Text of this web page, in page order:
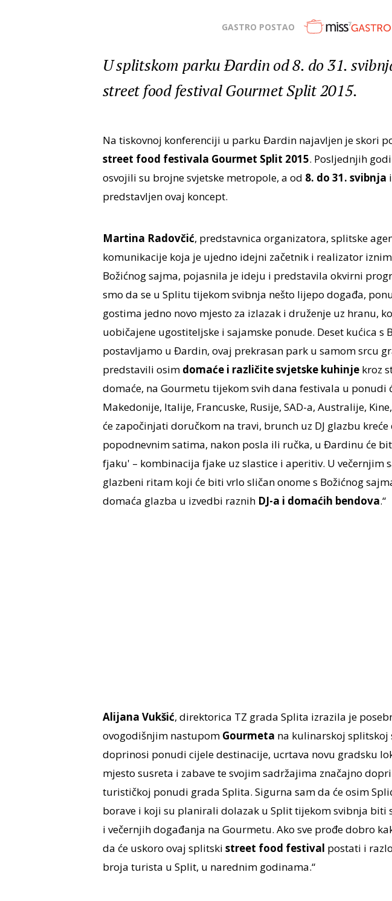
GASTRO POSTAO
U splitskom parku Đardin od 8. do 31.
street food festival Gourmet Split 2015.
Na tiskovnoj konferenciji u parku Đardin najavljen je skori
street food festivala Gourmet Split 2015. Posljednjih
osvojili su brojne svjetske metropole, a od 8. do 31. svibnja
predstavljen ovaj koncept.
Martina Radovčić, predstavnica organizatora, splitske
komunikacije koja je ujedno idejni začetnik i realizator
Božićnog sajma, pojasnila je ideju i predstavila okvirni
smo da se u Splitu tijekom svibnja nešto lijepo događa,
gostima jedno novo mjesto za izlazak i druženje uz hranu,
uobičajene ugostiteljske i sajamske ponude. Deset kućica s
postavljamo u Đardin, ovaj prekrasan park u samom srcu
predstavili osim domaće i različite svjetske kuhinje kroz
domaće, na Gourmetu tijekom svih dana festivala u ponudi
Makedonije, Italije, Francuske, Rusije, SAD-a, Australije,
će započinjati doručkom na travi, brunch uz DJ glazbu kreće
popodnevnim satima, nakon posla ili ručka, u Đardinu će
fjaku' – kombinacija fjake uz slastice i aperitiv. U večernjim
glazbeni ritam koji će biti vrlo sličan onome s Božićnog
domaća glazba u izvedbi raznih DJ-a i domaćih bendova.“
Alijana Vukšić, direktorica TZ grada Splita izrazila je
ovogodišnjim nastupom Gourmeta na kulinarskoj splitskoj
doprinosi ponudi cijele destinacije, ucrtava novu gradsku
mjesto susreta i zabave te svojim sadržajima značajno
turističkoj ponudi grada Splita. Sigurna sam da će osim
borave i koji su planirali dolazak u Split tijekom svibnja biti
i večernjih događanja na Gourmetu. Ako sve prođe dobro
da će uskoro ovaj splitski street food festival postati i
broja turista u Split, u narednim godinama.“